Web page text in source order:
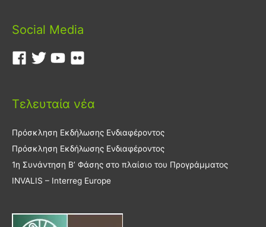
Social Media
Τελευταία νέα
Πρόσκληση Εκδήλωσης Ενδιαφέροντος
Πρόσκληση Εκδήλωσης Ενδιαφέροντος
1η Συνάντηση Β’ Φάσης στο πλαίσιο του Προγράμματος
INVALIS – Interreg Europe